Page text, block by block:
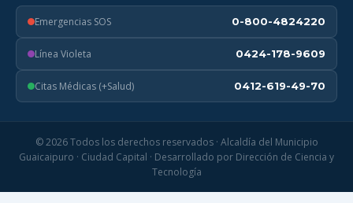
Emergencias SOS 0-800-4824220
Línea Violeta 0424-178-9609
Citas Médicas (+Salud) 0412-619-49-70
© 2026 Todos los derechos reservados · Alcaldía del Municipio
Guaicaipuro · Ciudad Capital · Desarrollado por Dirección de Ciencia y
Tecnología